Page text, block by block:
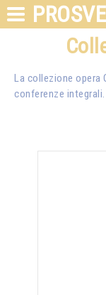
La collezione opera
conferenze